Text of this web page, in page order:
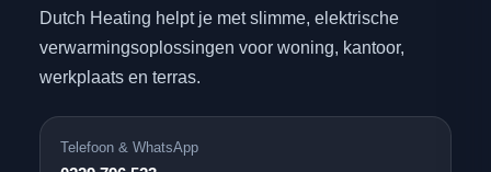
Dutch Heating helpt je met slimme, elektrische
verwarmingsoplossingen voor woning, kantoor,
werkplaats en terras.
Telefoon & WhatsApp